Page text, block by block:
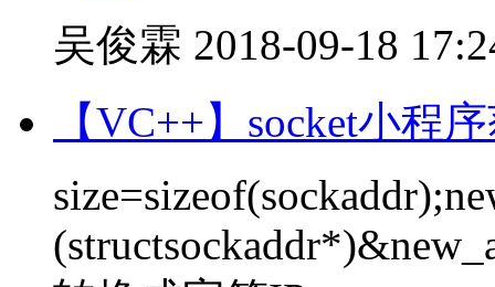
吴俊霖 2018-09-18
【VC++】socket小程